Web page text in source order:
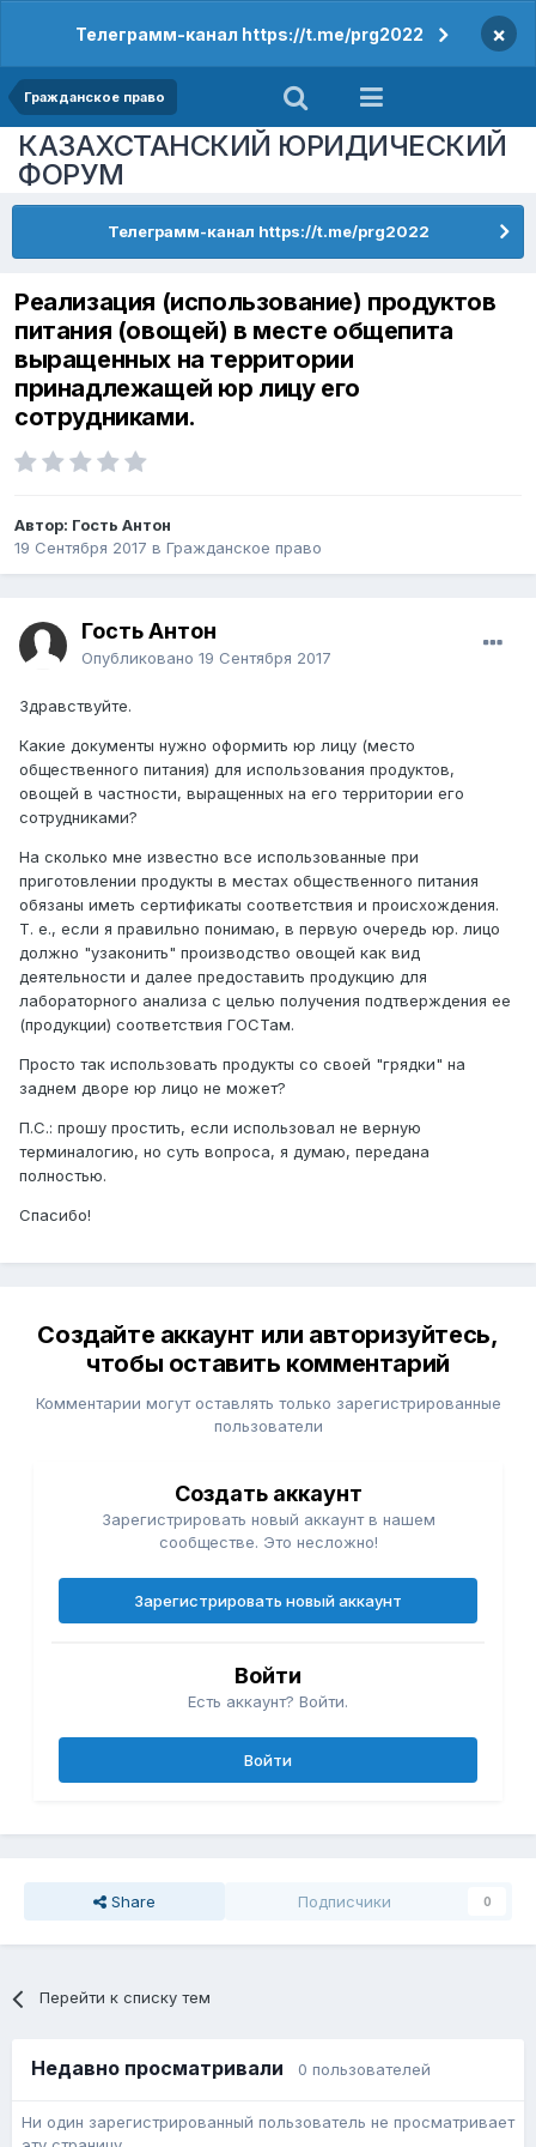
Телеграмм-канал https://t.me/prg2022 ×
Гражданское право
КАЗАХСТАНСКИЙ ЮРИДИЧЕСКИЙ
ФОРУМ
Телеграмм-канал https://t.me/prg2022
Реализация (использование) продуктов
питания (овощей) в месте общепита
выращенных на территории
принадлежащей юр лицу его
сотрудниками.
Автор: Гость Антон
19 Сентября 2017 в Гражданское право
Гость Антон
Опубликовано 19 Сентября 2017
Здравствуйте.
Какие документы нужно оформить юр лицу (место
общественного питания) для использования продуктов,
овощей в частности, выращенных на его территории его
сотрудниками?
На сколько мне известно все использованные при
приготовлении продукты в местах общественного питания
обязаны иметь сертификаты соответствия и происхождения.
Т. е., если я правильно понимаю, в первую очередь юр. лицо
должно "узаконить" производство овощей как вид
деятельности и далее предоставить продукцию для
лабораторного анализа с целью получения подтверждения ее
(продукции) соответствия ГОСТам.
Просто так использовать продукты со своей "грядки" на
заднем дворе юр лицо не может?
П.С.: прошу простить, если использовал не верную
терминалогию, но суть вопроса, я думаю, передана
полностью.
Спасибо!
Создайте аккаунт или авторизуйтесь,
чтобы оставить комментарий
Комментарии могут оставлять только зарегистрированные
пользователи
Создать аккаунт
Зарегистрировать новый аккаунт в нашем
сообществе. Это несложно!
Зарегистрировать новый аккаунт
Войти
Есть аккаунт? Войти.
Войти
Share Подписчики 0
Перейти к списку тем
Недавно просматривали 0 пользователей
Ни один зарегистрированный пользователь не просматривает